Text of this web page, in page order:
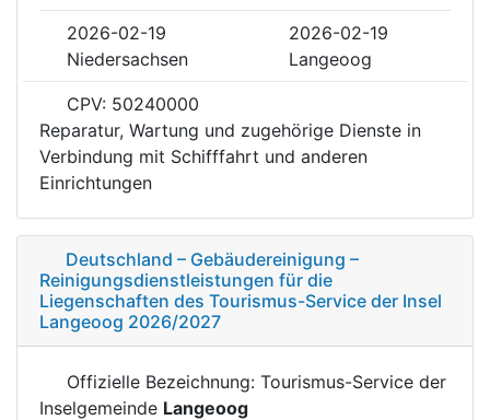
2026-02-19
2026-02-19
Niedersachsen
Langeoog
CPV: 50240000
Reparatur, Wartung und zugehörige Dienste in
Verbindung mit Schifffahrt und anderen
Einrichtungen
Deutschland – Gebäudereinigung –
Reinigungsdienstleistungen für die
Liegenschaften des Tourismus-Service der Insel
Langeoog 2026/2027
Offizielle Bezeichnung: Tourismus-Service der
Inselgemeinde Langeoog